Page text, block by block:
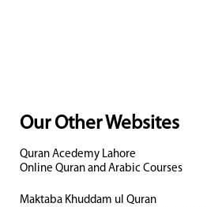
Our Other Websites
Quran Acedemy Lahore
Online Quran and Arabic Courses
Maktaba Khuddam ul Quran